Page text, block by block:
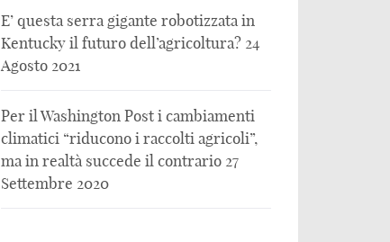
E’ questa serra gigante robotizzata in
Kentucky il futuro dell’agricoltura? 24
Agosto 2021
Per il Washington Post i cambiamenti
climatici “riducono i raccolti agricoli”,
ma in realtà succede il contrario 27
Settembre 2020